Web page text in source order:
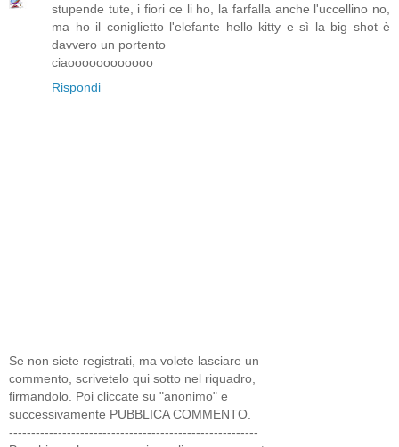
stupende tute, i fiori ce li ho, la farfalla anche l'uccellino no,
ma ho il coniglietto l'elefante hello kitty e sì la big shot è
davvero un portento
ciaoooooooooooo
Rispondi
Se non siete registrati, ma volete lasciare un
commento, scrivetelo qui sotto nel riquadro,
firmandolo. Poi cliccate su "anonimo" e
successivamente PUBBLICA COMMENTO.
--------------------------------------------------------